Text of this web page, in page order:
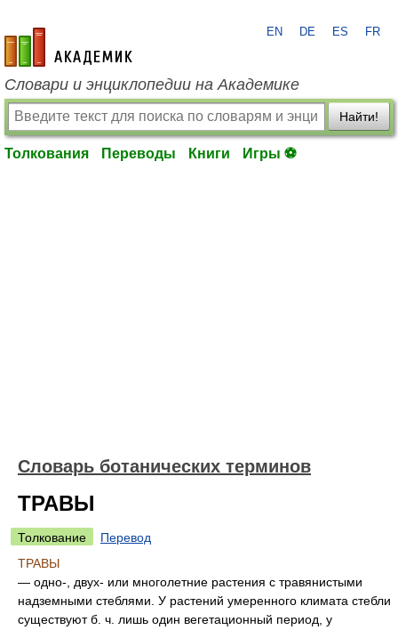
academic.ru
EN DE ES FR
Словари и энциклопедии на Академике
Найти!
Толкования Переводы Книги Игры ⚽
Словарь ботанических терминов
ТРАВЫ
Толкование
Перевод
ТРАВЫ
— одно-, двух- или многолетние растения с травянистыми
надземными стеблями. У растений умеренного климата стебли
существуют б. ч. лишь один вегетационный период, у